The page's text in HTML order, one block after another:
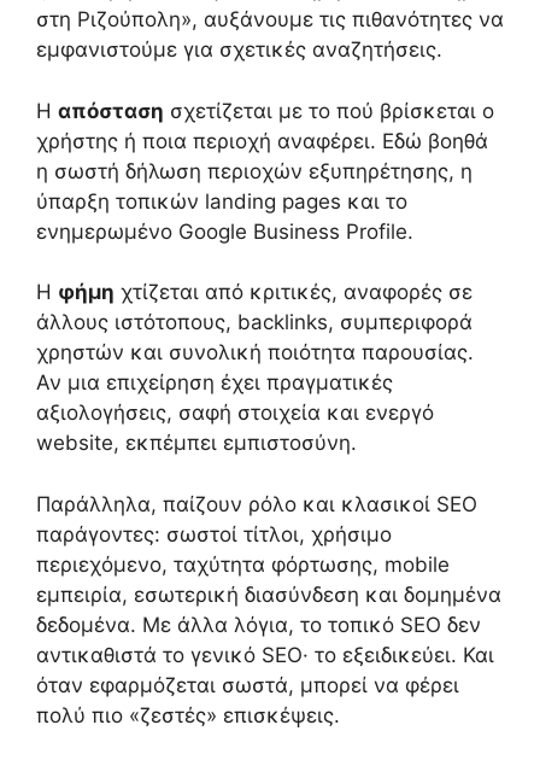
στη Ριζούπολη», αυξάνουμε τις πιθανότητες να
εμφανιστούμε για σχετικές αναζητήσεις.
Η απόσταση σχετίζεται με το πού βρίσκεται ο
χρήστης ή ποια περιοχή αναφέρει. Εδώ βοηθά
η σωστή δήλωση περιοχών εξυπηρέτησης, η
ύπαρξη τοπικών landing pages και το
ενημερωμένο Google Business Profile.
Η φήμη χτίζεται από κριτικές, αναφορές σε
άλλους ιστότοπους, backlinks, συμπεριφορά
χρηστών και συνολική ποιότητα παρουσίας.
Αν μια επιχείρηση έχει πραγματικές
αξιολογήσεις, σαφή στοιχεία και ενεργό
website, εκπέμπει εμπιστοσύνη.
Παράλληλα, παίζουν ρόλο και κλασικοί SEO
παράγοντες: σωστοί τίτλοι, χρήσιμο
περιεχόμενο, ταχύτητα φόρτωσης, mobile
εμπειρία, εσωτερική διασύνδεση και δομημένα
δεδομένα. Με άλλα λόγια, το τοπικό SEO δεν
αντικαθιστά το γενικό SEO· το εξειδικεύει. Και
όταν εφαρμόζεται σωστά, μπορεί να φέρει
πολύ πιο «ζεστές» επισκέψεις.